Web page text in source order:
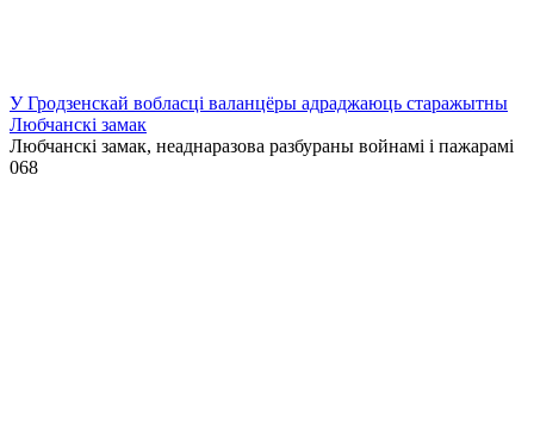
У Гродзенскай вобласці валанцёры адраджаюць старажытны
Любчанскі замак
Любчанскі замак, неаднаразова разбураны войнамі і пажарамі
068